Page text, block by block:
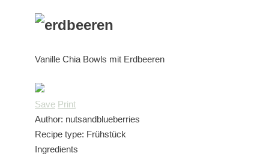
Vanille Chia Bowls mit Erdbeeren
Save Print
Author: nutsandblueberries
Recipe type: Frühstück
Ingredients